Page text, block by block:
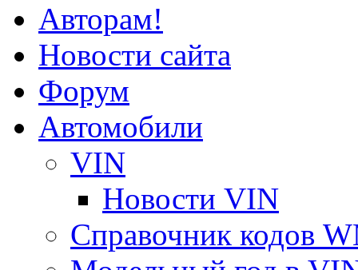
Авторам!
Новости сайта
Форум
Автомобили
VIN
Новости VIN
Справочник кодов